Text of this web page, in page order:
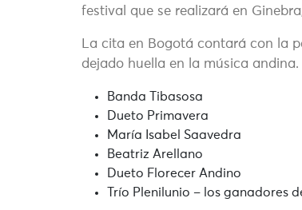
festival que se realizará en
La cita en Bogotá contará con la
dejado huella en la música
Banda Tibasosa
Dueto Primavera
María Isabel Saavedra
Beatriz Arellano
Dueto Florecer Andino
Trío Plenilunio – los ganadores